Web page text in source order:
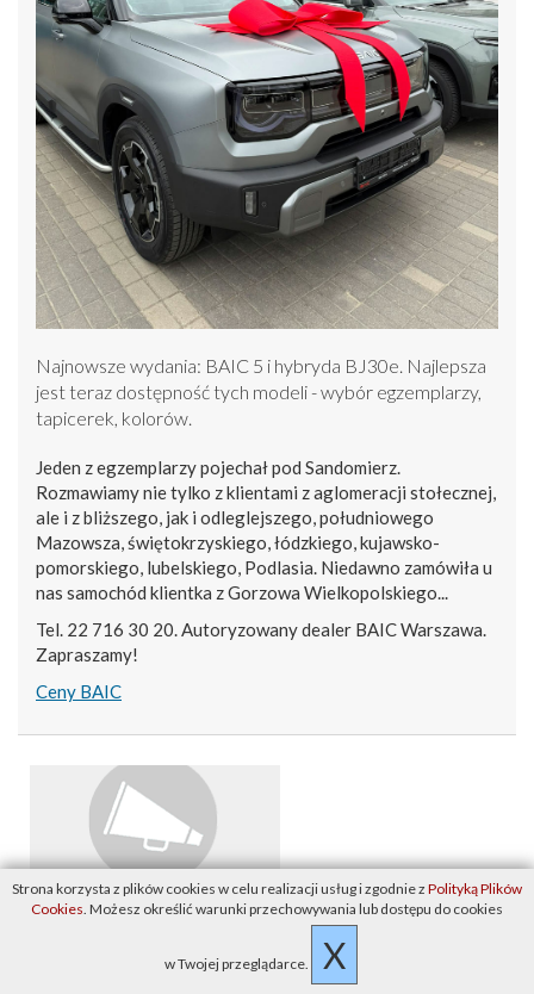
Najnowsze wydania: BAIC 5 i hybryda BJ30e. Najlepsza
jest teraz dostępność tych modeli - wybór egzemplarzy,
tapicerek, kolorów.
Jeden z egzemplarzy pojechał pod Sandomierz.
Rozmawiamy nie tylko z klientami z aglomeracji stołecznej,
ale i z bliższego, jak i odleglejszego, południowego
Mazowsza, świętokrzyskiego, łódzkiego, kujawsko-
pomorskiego, lubelskiego, Podlasia. Niedawno zamówiła u
nas samochód klientka z Gorzowa Wielkopolskiego...
Tel. 22 716 30 20. Autoryzowany dealer BAIC Warszawa.
Zapraszamy!
Ceny BAIC
Czy kupić nowy samochód 2025, czy czekać do 2026?
Wywiad
Ile się czeka na nowy samochód?Tłumaczymy
Strona korzysta z plików cookies w celu realizacji usług i zgodnie z Polityką Plików
Cookies. Możesz określić warunki przechowywania lub dostępu do cookies
w Twojej przeglądarce. X